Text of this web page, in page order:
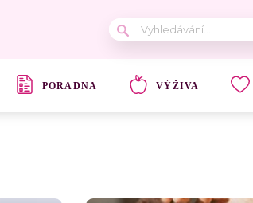
PORADNA VÝŽIVA